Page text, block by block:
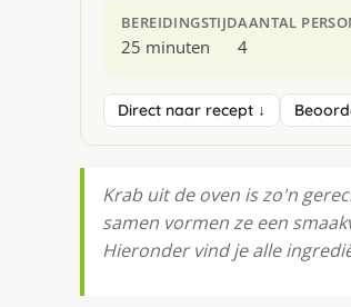
BEREIDINGSTIJD
25 minuten
AANTAL
4
Direct naar recept ↓
Krab uit de oven is zo'n
samen vormen ze een
Hieronder vind je alle